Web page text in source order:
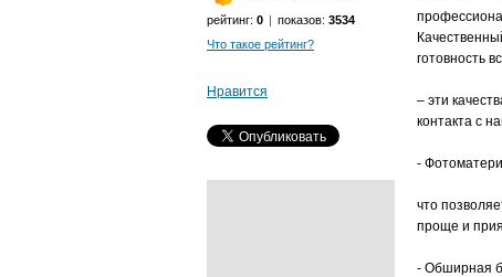
рейтинг: 0 | показов: 3534
Что такое рейтинг?
Нравится
готовность
– эти
контакта с
-
что
проще и
- Обширная